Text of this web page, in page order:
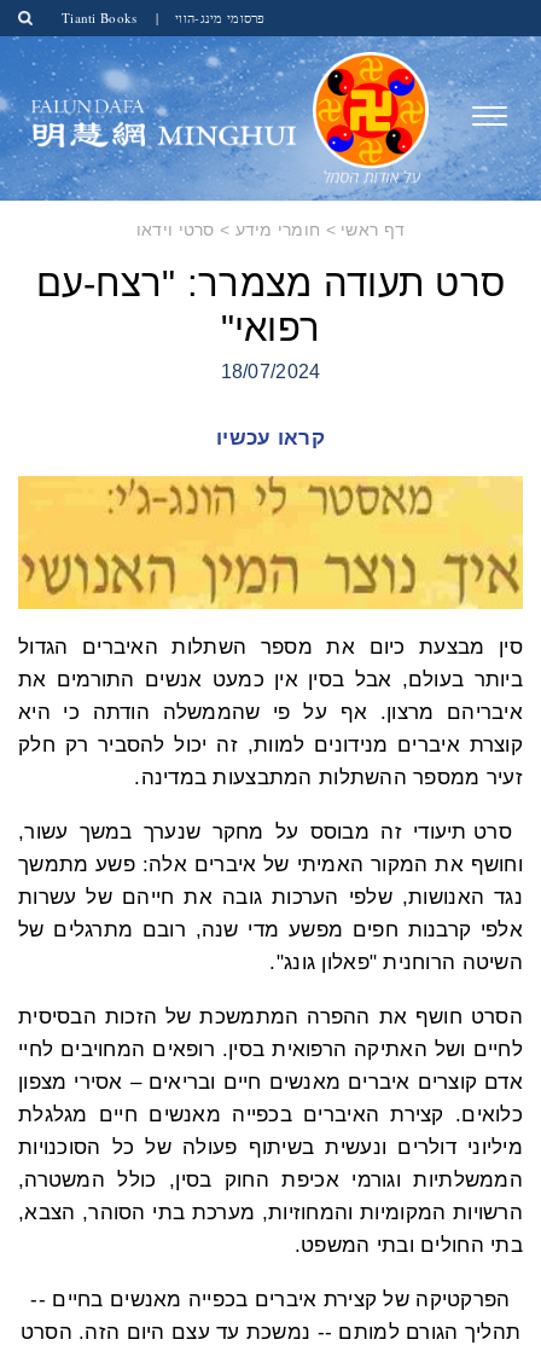
פרסומי מינג-הווי |
Tianti Books
דף ראשי > חומרי מידע > סרטי וידאו
סרט תעודה מצמרר: "רצח-עם
רפואי"
18/07/2024
קראו עכשיו
סין מבצעת כיום את מספר השתלות האיברים הגדול
ביותר בעולם, אבל בסין אין כמעט אנשים התורמים את
איבריהם מרצון. אף על פי שהממשלה הודתה כי היא
קוצרת איברים מנידונים למוות, זה יכול להסביר רק חלק
זעיר ממספר ההשתלות המתבצעות במדינה.
סרט תיעודי זה מבוסס על מחקר שנערך במשך עשור,
וחושף את המקור האמיתי של איברים אלה: פשע מתמשך
נגד האנושות, שלפי הערכות גובה את חייהם של עשרות
אלפי קרבנות חפים מפשע מדי שנה, רובם מתרגלים של
השיטה הרוחנית "פאלון גונג".
הסרט חושף את ההפרה המתמשכת של הזכות הבסיסית
לחיים ושל האתיקה הרפואית בסין. רופאים המחויבים לחיי
אדם קוצרים איברים מאנשים חיים ובריאים – אסירי מצפון
כלואים. קצירת האיברים בכפייה מאנשים חיים מגלגלת
מיליוני דולרים ונעשית בשיתוף פעולה של כל הסוכנויות
הממשלתיות וגורמי אכיפת החוק בסין, כולל המשטרה,
הרשויות המקומיות והמחוזיות, מערכת בתי הסוהר, הצבא,
בתי החולים ובתי המשפט.
הפרקטיקה של קצירת איברים בכפייה מאנשים בחיים --
תהליך הגורם למותם -- נמשכת עד עצם היום הזה. הסרט